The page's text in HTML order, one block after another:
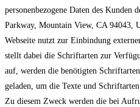
personenbezogene Daten des
Parkway, Mountain View, CA 94043,
Webseite nutzt zur Einbindung
stellt dabei die Schriftarten zur
auf, werden die benötigten
geladen, um die Texte und
Zu diesem Zweck werden die bei